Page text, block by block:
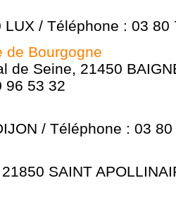
LUX / Téléphone : 03 80
de Bourgogne
de Seine, 21450
96 53 32
/ Téléphone : 03
SAINT